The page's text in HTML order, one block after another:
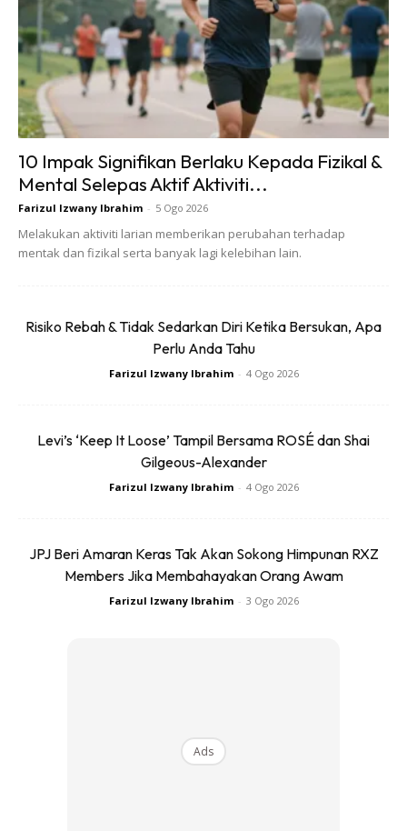
Syampu untuk rambut berminyak pula perlu digunakan
bagi mereka yang mempunyai rambut berminyak.
Setengah remaja mengalami rambut yang agak
berminyak kerana pada usia ini kelenjar sebaceous
mungkin lebih aktif dan mengeluarkan sebum melebihi
dari keperluan.
Syampu bayi yang lembut, disyorkan bagi mereka yang
aktif dalam sukan dan perlu kerap membersihkan
Menangani Rambut Bermasalah
rambut gugur, rambut rapuh dan pecah.
Ads
10 Impak Signifikan Berlaku Kepada Fizikal &
Mental Selepas Aktif Aktiviti...
Farizul Izwany Ibrahim - 5 Ogo 2026
Melakukan aktiviti larian memberikan perubahan terhadap
mentak dan fizikal serta banyak lagi kelebihan lain.
Risiko Rebah & Tidak Sedarkan Diri Ketika Bersukan, Apa
Perlu Anda Tahu
Farizul Izwany Ibrahim - 4 Ogo 2026
Levi’s ‘Keep It Loose’ Tampil Bersama ROSÉ dan Shai
Gilgeous-Alexander
Farizul Izwany Ibrahim - 4 Ogo 2026
JPJ Beri Amaran Keras Tak Akan Sokong Himpunan RXZ
Members Jika Membahayakan Orang Awam
Farizul Izwany Ibrahim - 3 Ogo 2026
Ads